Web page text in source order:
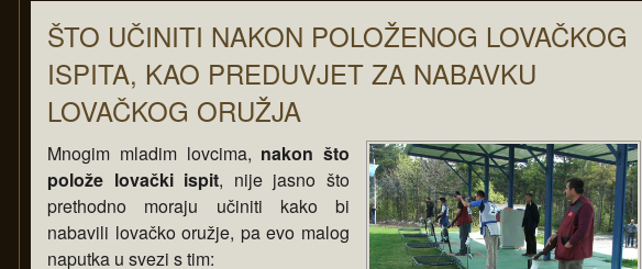
ŠTO UČINITI NAKON POLOŽENOG LOVAČKOG
ISPITA, KAO PREDUVJET ZA NABAVKU
LOVAČKOG ORUŽJA
Mnogim mladim lovcima, nakon što
polože lovački ispit, nije jasno što
prethodno moraju učiniti kako bi
nabavili lovačko oružje, pa evo malog
naputka u svezi s tim: